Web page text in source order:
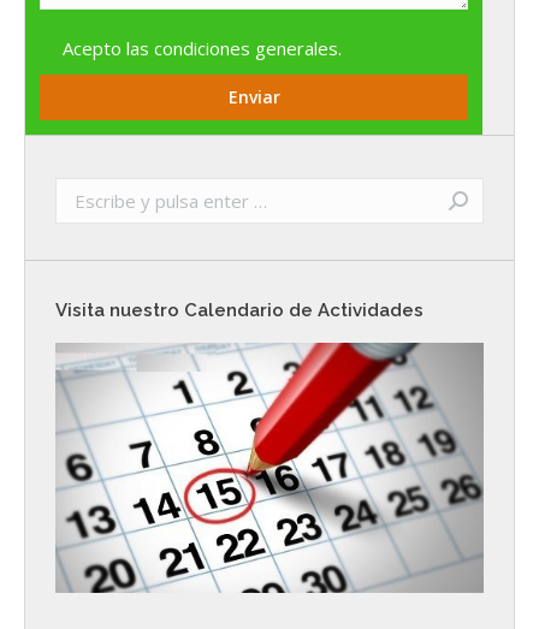
Acepto las condiciones generales.
Buscar:
Visita nuestro Calendario de Actividades